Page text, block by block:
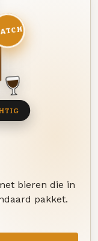
bieren die in
pakket.